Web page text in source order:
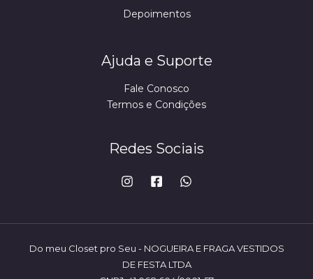
Depoimentos
Ajuda e Suporte
Fale Conosco
Termos e Condições
Redes Sociais
Do meu Closet pro Seu - NOGUEIRA E FRAGA VESTIDOS
DE FESTA LTDA